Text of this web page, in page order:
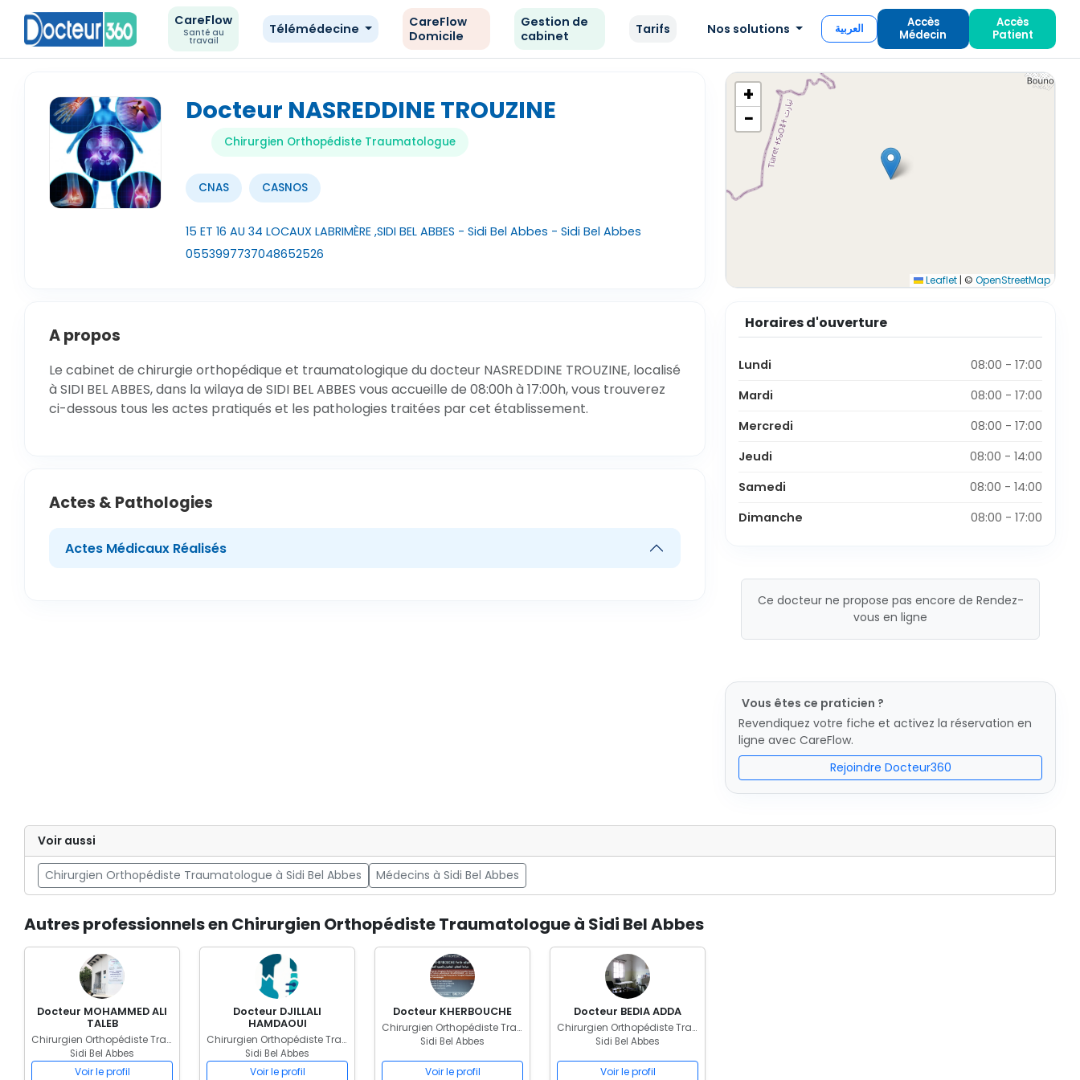
CareFlow
Santé au
travail
Télémédecine
CareFlow
Domicile
Gestion de
cabinet
Tarifs Nos solutions العربية
Accès
Médecin
Accès
Patient
Docteur NASREDDINE TROUZINE
Chirurgien Orthopédiste Traumatologue
CNAS CASNOS
15 ET 16 AU 34 LOCAUX LABRIMÈRE ,SIDI BEL ABBES - Sidi Bel Abbes - Sidi Bel Abbes
0553997737048652526
+
−
Leaflet | © OpenStreetMap
A propos
Le cabinet de chirurgie orthopédique et traumatologique du docteur NASREDDINE TROUZINE, localisé
à SIDI BEL ABBES, dans la wilaya de SIDI BEL ABBES vous accueille de 08:00h à 17:00h, vous trouverez
ci-dessous tous les actes pratiqués et les pathologies traitées par cet établissement.
Actes & Pathologies
Actes Médicaux Réalisés
Horaires d'ouverture
Lundi
08:00 - 17:00
Mardi
08:00 - 17:00
Mercredi
08:00 - 17:00
Jeudi
08:00 - 14:00
Samedi
08:00 - 14:00
Dimanche
08:00 - 17:00
Ce docteur ne propose pas encore de Rendez-
vous en ligne
Vous êtes ce praticien ?
Revendiquez votre fiche et activez la réservation en
ligne avec CareFlow.
Rejoindre Docteur360
Voir aussi
Chirurgien Orthopédiste Traumatologue à Sidi Bel Abbes Médecins à Sidi Bel Abbes
Autres professionnels en Chirurgien Orthopédiste Traumatologue à Sidi Bel Abbes
Docteur MOHAMMED ALI
TALEB
Chirurgien Orthopédiste Traumatologue
Sidi Bel Abbes
Voir le profil
Docteur DJILLALI
HAMDAOUI
Chirurgien Orthopédiste Traumatologue
Sidi Bel Abbes
Voir le profil
Docteur KHERBOUCHE
Chirurgien Orthopédiste Traumatologue
Sidi Bel Abbes
Voir le profil
Docteur BEDIA ADDA
Chirurgien Orthopédiste Traumatologue
Sidi Bel Abbes
Voir le profil